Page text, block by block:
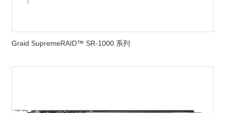
Graid SupremeRAID™ SR-1000 系列